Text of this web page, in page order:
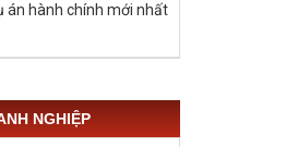
án hành chính mới nhất
NGHIỆP